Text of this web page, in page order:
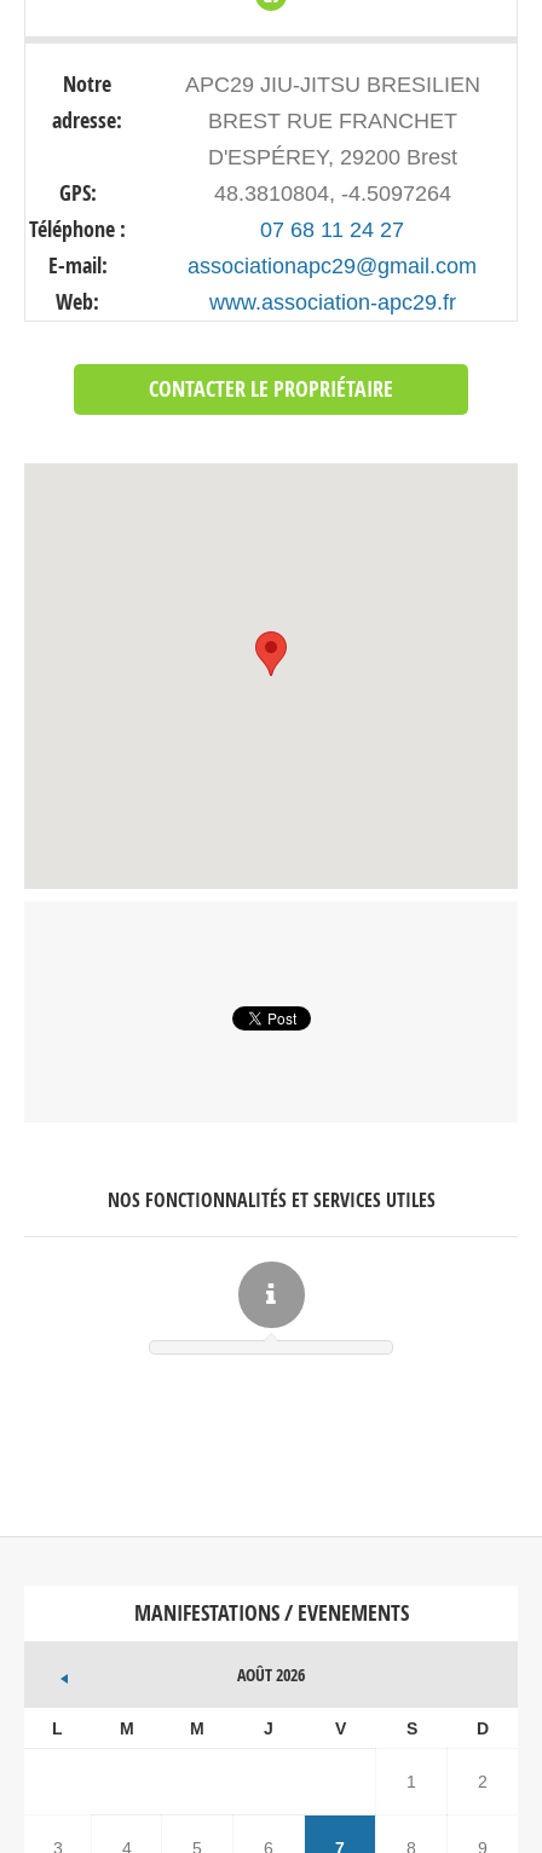
Notre
adresse:
APC29 JIU-JITSU BRESILIEN
BREST RUE FRANCHET
D'ESPÉREY, 29200 Brest
GPS: 48.3810804, -4.5097264
Téléphone : 07 68 11 24 27
E-mail: associationapc29@gmail.com
Web: www.association-apc29.fr
CONTACTER LE PROPRIÉTAIRE
NOS FONCTIONNALITÉS ET SERVICES UTILES
MANIFESTATIONS / EVENEMENTS
AOÛT 2026
L M M J V S D
1 2
3 4 5 6 7 8 9